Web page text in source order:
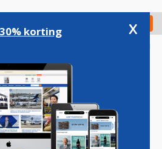
Check in
Podcasts Vacatures
korting x